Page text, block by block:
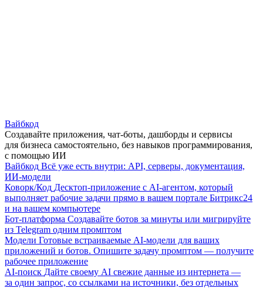
Вайбкод
Создавайте приложения, чат-боты, дашборды и сервисы
для бизнеса самостоятельно, без навыков программирования,
с помощью ИИ
Вайбкод Всё уже есть внутри: API, серверы, документация,
ИИ-модели
Коворк/Код Десктоп-приложение с AI-агентом, который
выполняет рабочие задачи прямо в вашем портале Битрикс24
и на вашем компьютере
Бот-платформа Создавайте ботов за минуты или мигрируйте
из Telegram одним промптом
Модели Готовые встраиваемые AI-модели для ваших
приложений и ботов. Опишите задачу промптом — получите
рабочее приложение
AI-поиск Дайте своему AI свежие данные из интернета —
за один запрос, со ссылками на источники, без отдельных